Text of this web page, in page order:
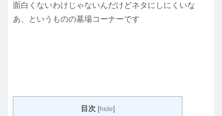
面白くないわけじゃないんだけどネタにしにくいな
あ、というものの墓場コーナーです
目次 [hide]